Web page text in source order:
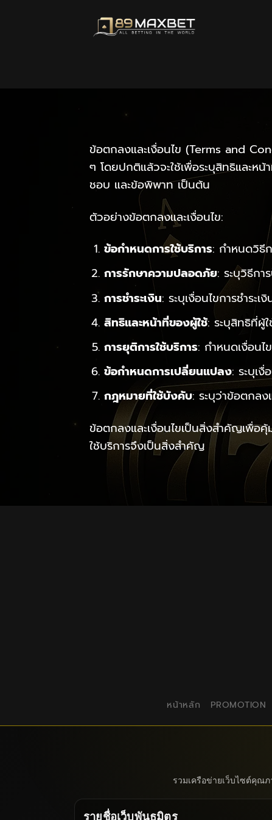
ข้อตกลงและเงื่อนไข (Terms and
ๆ โดยปกติแล้วจะใช้เพื่อระบุสิทธิและห
ชอบ และข้อพิพาท เป็นต้น
ตัวอย่างข้อตกลงและเงื่อนไข:
ข้อกำหนดการใช้บริการ: กำหนดวิธี
การรักษาความปลอดภัย: ระบุวิธีก
การชำระเงิน: ระบุเงื่อนไขการชำระ
สิทธิและหน้าที่ของผู้ใช้: ระบุสิทธิที่ผู้
การยุติการใช้บริการ: กำหนดเงื่อนไ
ข้อกำหนดการเปลี่ยนแปลง: ระบุเงื่
กฎหมายที่ใช้บังคับ: ระบุว่าข้อตกลง
ข้อตกลงและเงื่อนไขเป็นสิ่งสำคัญเพื่อ
ใช้บริการจึงเป็นสิ่งสำคัญ
หน้าหลัก PROMOTION
รวมเครือข่ายเว็บไซต์คุณ
รายชื่อเว็บพันธมิตร